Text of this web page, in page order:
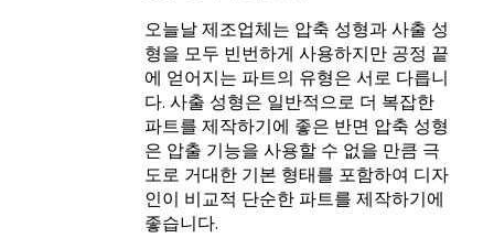
오늘날 제조업체는 압축 성형과 사출 성
형을 모두 빈번하게 사용하지만 공정 끝
에 얻어지는 파트의 유형은 서로 다릅니
다. 사출 성형은 일반적으로 더 복잡한
파트를 제작하기에 좋은 반면 압축 성형
은 압출 기능을 사용할 수 없을 만큼 극
도로 거대한 기본 형태를 포함하여 디자
인이 비교적 단순한 파트를 제작하기에
좋습니다.